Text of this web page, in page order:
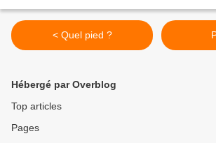
< Quel pied ?
Hébergé par Overblog
Top articles
Pages